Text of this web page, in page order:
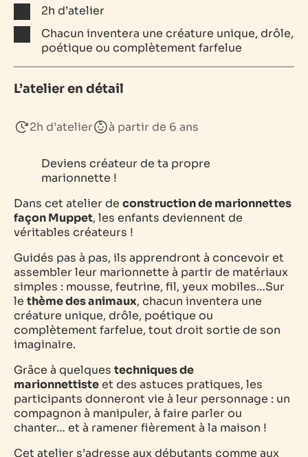
2h d’atelier
Chacun inventera une créature unique, drôle,
poétique ou complètement farfelue
L’atelier en détail
2h d’atelier à partir de 6 ans
Deviens créateur de ta propre
marionnette !
Dans cet atelier de construction de marionnettes
façon Muppet, les enfants deviennent de
véritables créateurs !
Guidés pas à pas, ils apprendront à concevoir et
assembler leur marionnette à partir de matériaux
simples : mousse, feutrine, fil, yeux mobiles…Sur
le thème des animaux, chacun inventera une
créature unique, drôle, poétique ou
complètement farfelue, tout droit sortie de son
imaginaire.
Grâce à quelques techniques de
marionnettisteet des astuces pratiques, les
participants donneront vie à leur personnage : un
compagnon à manipuler, à faire parler ou
chanter… et à ramener fièrement à la maison !
Cet atelier s’adresse aux débutants comme aux